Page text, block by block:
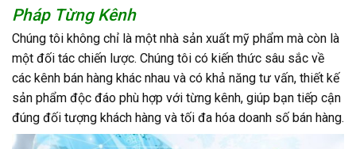
Pháp Từng Kênh
Chúng tôi không chỉ là một nhà sản xuất mỹ phẩm mà còn là
một đối tác chiến lược. Chúng tôi có kiến thức sâu sắc về
các kênh bán hàng khác nhau và có khả năng tư vấn, thiết kế
sản phẩm độc đáo phù hợp với từng kênh, giúp bạn tiếp cận
đúng đối tượng khách hàng và tối đa hóa doanh số bán hàng.